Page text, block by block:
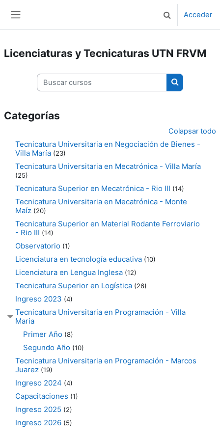
Selector de
Acceder
Licenciaturas y Tecnicaturas UTN FRVM
Buscar cursos
Buscar
Categorías
Colapsar todo
Tecnicatura Universitaria en Negociación de Bienes -
Villa María (23)
Tecnicatura Universitaria en Mecatrónica - Villa María
(25)
Tecnicatura Superior en Mecatrónica - Rio III (14)
Tecnicatura Universitaria en Mecatrónica - Monte
Maíz (20)
Tecnicatura Superior en Material Rodante Ferroviario
- Rio III (14)
Observatorio (1)
Licenciatura en tecnología educativa (10)
Licenciatura en Lengua Inglesa (12)
Tecnicatura Superior en Logística (26)
Ingreso 2023 (4)
Tecnicatura Universitaria en Programación - Villa
Maria
Primer Año (8)
Segundo Año (10)
Tecnicatura Universitaria en Programación - Marcos
Juarez (19)
Ingreso 2024 (4)
Capacitaciones (1)
Ingreso 2025 (2)
Ingreso 2026 (5)